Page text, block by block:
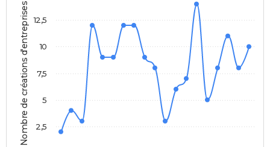
Nombre de créations d'entreprises 2,5
5
7,5
10
12,5